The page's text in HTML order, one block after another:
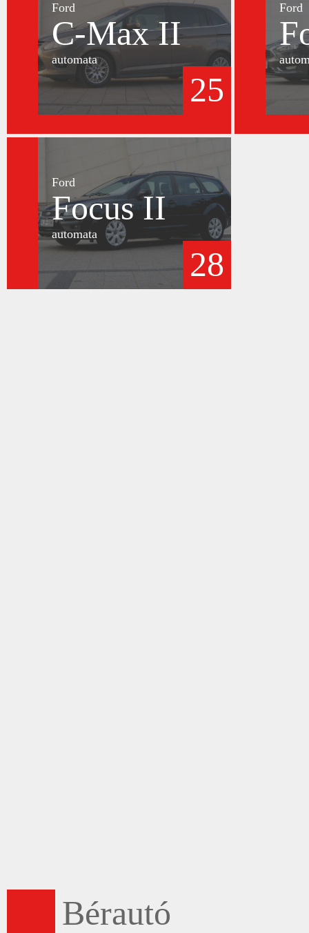
Ford
C-Max II
automata
25
Ford
Ford
Focus II
automata
28
Bérautó